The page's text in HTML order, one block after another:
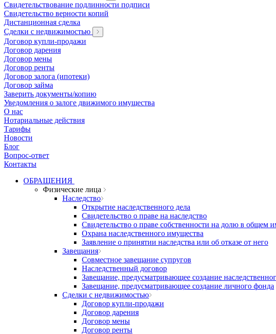
Свидетельствование подлинности подписи
Свидетельство верности копий
Дистанционная сделка
Сделки с недвижимостью
Договор купли-продажи
Договор дарения
Договор мены
Договор ренты
Договор залога (ипотеки)
Договор займа
Заверить документы/копию
Уведомления о залоге движимого имущества
О нас
Нотариальные действия
Тарифы
Новости
Блог
Вопрос-ответ
Контакты
ОБРАЩЕНИЯ
Физические лица
Наследство
Открытие наследственного дела
Свидетельство о праве на наследство
Свидетельство о праве собственности на долю в общем
Охрана наследственного имущества
Заявление о принятии наследства или об отказе от него
Завещания
Совместное завещание супругов
Наследственный договор
Завещание, предусматривающее создание
Завещание, предусматривающее создание личного фонда
Сделки с недвижимостью
Договор купли-продажи
Договор дарения
Договор мены
Договор ренты